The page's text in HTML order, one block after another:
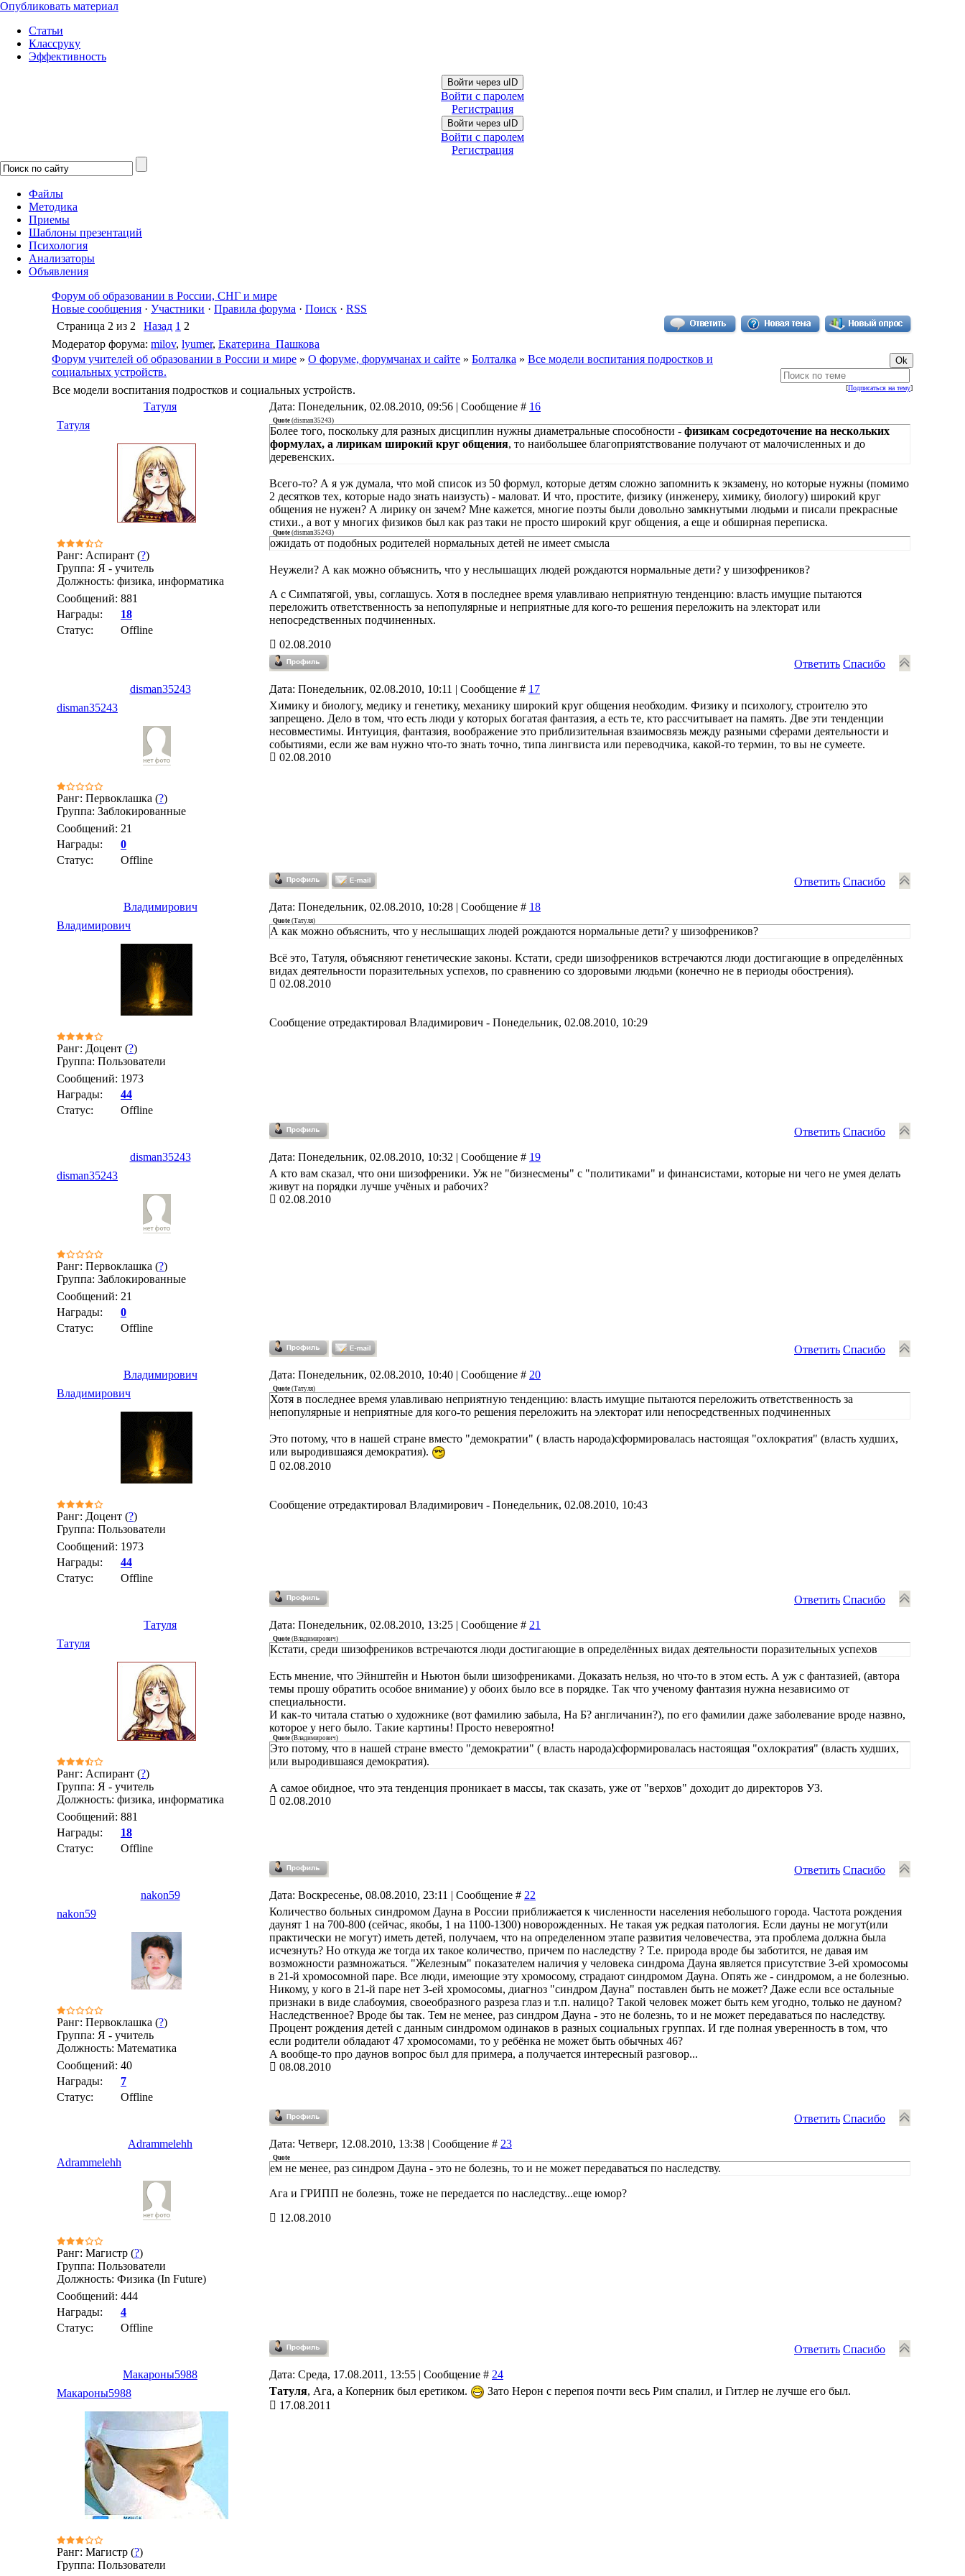
Опубликовать материал
Статьи
Классруку
Эффективность
Войти через uID
Войти с паролем
Регистрация
Войти через uID
Войти с паролем
Регистрация
Файлы
Методика
Приемы
Шаблоны презентаций
Психология
Анализаторы
Объявления
Форум об образовании в России, СНГ и мире
Новые сообщения · Участники · Правила форума · Поиск · RSS
Страница 2 из 2 Назад 1 2
Модератор форума: milov, lyumer, Екатерина_Пашкова
Форум учителей об образовании в России и мире » О форуме, форумчанах и сайте » Болталка » Все модели воспитания подростков и
социальных устройств.
[Подписаться на тему]
Все модели воспитания подростков и социальных устройств.
Татуля
Дата: Понедельник, 02.08.2010, 09:56 | Сообщение # 16
Татуля
Ранг: Аспирант (?)
Группа: Я - учитель
Должность: физика, информатика
Сообщений: 881
Награды:
18
Статус:
Offline
Quote (disman35243)
Более того, поскольку для разных дисциплин нужны диаметральные способности - физикам сосредоточение на нескольких
формулах, а лирикам широкий круг общения, то наибольшее благоприятствование получают от малочисленных и до
деревенских.
Всего-то? А я уж думала, что мой список из 50 формул, которые детям сложно запомнить к экзамену, но которые нужны (помимо
2 десятков тех, которые надо знать наизусть) - маловат. И что, простите, физику (инженеру, химику, биологу) широкий круг
общения не нужен? А лирику он зачем? Мне кажется, многие поэты были довольно замкнутыми людьми и писали прекрасные
стихи., а вот у многих физиков был как раз таки не просто широкий круг общения, а еще и обширная переписка.
Quote (disman35243)
ожидать от подобных родителей нормальных детей не имеет смысла
Неужели? А как можно объяснить, что у неслышащих людей рождаются нормальные дети? у шизофреников?
А с Симпатягой, увы, соглашусь. Хотя в последнее время улавливаю неприятную тенденцию: власть имущие пытаются
переложить ответственность за непопулярные и неприятные для кого-то решения переложить на электорат или
непосредственных подчиненных.
02.08.2010
Ответить Спасибо
disman35243 Дата: Понедельник, 02.08.2010, 10:11 | Сообщение # 17
disman35243
Ранг: Первоклашка (?)
Группа: Заблокированные
Сообщений: 21
Награды:
0
Статус:
Offline
Химику и биологу, медику и генетику, механику широкий круг общения необходим. Физику и психологу, строителю это
запрещено. Дело в том, что есть люди у которых богатая фантазия, а есть те, кто рассчитывает на память. Две эти тенденции
несовместимы. Интуиция, фантазия, воображение это приблизительная взаимосвязь между разными сферами деятельности и
событиями, если же вам нужно что-то знать точно, типа лингвиста или переводчика, какой-то термин, то вы не сумеете.
02.08.2010
Ответить Спасибо
Владимирович Дата: Понедельник, 02.08.2010, 10:28 | Сообщение # 18
Владимирович
Ранг: Доцент (?)
Группа: Пользователи
Сообщений: 1973
Награды:
44
Статус:
Offline
Quote (Татуля)
А как можно объяснить, что у неслышащих людей рождаются нормальные дети? у шизофреников?
Всё это, Татуля, объясняют генетические законы. Кстати, среди шизофреников встречаются люди достигающие в определённых
видах деятельности поразительных успехов, по сравнению со здоровыми людьми (конечно не в периоды обострения).
02.08.2010
Сообщение отредактировал Владимирович - Понедельник, 02.08.2010, 10:29
Ответить Спасибо
disman35243 Дата: Понедельник, 02.08.2010, 10:32 | Сообщение # 19
disman35243
Ранг: Первоклашка (?)
Группа: Заблокированные
Сообщений: 21
Награды:
0
Статус:
Offline
А кто вам сказал, что они шизофреники. Уж не "бизнесмены" с "политиками" и финансистами, которые ни чего не умея делать
живут на порядки лучше учёных и рабочих?
02.08.2010
Ответить Спасибо
Владимирович Дата: Понедельник, 02.08.2010, 10:40 | Сообщение # 20
Владимирович
Ранг: Доцент (?)
Группа: Пользователи
Сообщений: 1973
Награды:
44
Статус:
Offline
Quote (Татуля)
Хотя в последнее время улавливаю неприятную тенденцию: власть имущие пытаются переложить ответственность за
непопулярные и неприятные для кого-то решения переложить на электорат или непосредственных подчиненных
Это потому, что в нашей стране вместо "демократии" ( власть народа)сформировалась настоящая "охлократия" (власть худших,
или выродившаяся демократия).
02.08.2010
Сообщение отредактировал Владимирович - Понедельник, 02.08.2010, 10:43
Ответить Спасибо
Татуля Дата: Понедельник, 02.08.2010, 13:25 | Сообщение # 21
Татуля
Ранг: Аспирант (?)
Группа: Я - учитель
Должность: физика, информатика
Сообщений: 881
Награды:
18
Статус:
Offline
Quote (Владимирович)
Кстати, среди шизофреников встречаются люди достигающие в определённых видах деятельности поразительных успехов
Есть мнение, что Эйнштейн и Ньютон были шизофрениками. Доказать нельзя, но что-то в этом есть. А уж с фантазией, (автора
темы прошу обратить особое внимание) у обоих было все в порядке. Так что ученому фантазия нужна независимо от
специальности.
И как-то читала статью о художнике (вот фамилию забыла, На Б? англичанин?), по его фамилии даже заболевание вроде назвно,
которое у него было. Такие картины! Просто невероятно!
Quote (Владимирович)
Это потому, что в нашей стране вместо "демократии" ( власть народа)сформировалась настоящая "охлократия" (власть худших,
или выродившаяся демократия).
А самое обидное, что эта тенденция проникает в массы, так сказать, уже от "верхов" доходит до директоров УЗ.
02.08.2010
Ответить Спасибо
nakon59 Дата: Воскресенье, 08.08.2010, 23:11 | Сообщение # 22
nakon59
Ранг: Первоклашка (?)
Группа: Я - учитель
Должность: Математика
Сообщений: 40
Награды:
7
Статус:
Offline
Количество больных синдромом Дауна в России приближается к численности населения небольшого города. Частота рождения
даунят 1 на 700-800 (сейчас, якобы, 1 на 1100-1300) новорожденных. Не такая уж редкая патология. Если дауны не могут(или
практически не могут) иметь детей, получаем, что на определенном этапе развития человечества, эта проблема должна была
исчезнуть? Но откуда же тогда их такое количество, причем по наследству ? Т.е. природа вроде бы заботится, не давая им
возможности размножаться. "Железным" показателем наличия у человека синдрома Дауна является присутствие 3-ей хромосомы
в 21-й хромосомной паре. Все люди, имеющие эту хромосому, страдают синдромом Дауна. Опять же - синдромом, а не болезнью.
Никому, у кого в 21-й паре нет 3-ей хромосомы, диагноз "синдром Дауна" поставлен быть не может? Даже если все остальные
признаки в виде слабоумия, своеобразного разреза глаз и т.п. налицо? Такой человек может быть кем угодно, только не дауном?
Наследственное? Вроде бы так. Тем не менее, раз синдром Дауна - это не болезнь, то и не может передаваться по наследству.
Процент рождения детей с данным синдромом одинаков в разных социальных группах. И где полная уверенность в том, что
если родители обладают 47 хромосомами, то у ребёнка не может быть обычных 46?
А вообще-то про даунов вопрос был для примера, а получается интересный разговор...
08.08.2010
Ответить Спасибо
Adrammelehh Дата: Четверг, 12.08.2010, 13:38 | Сообщение # 23
Adrammelehh
Ранг: Магистр (?)
Группа: Пользователи
Должность: Физика (In Future)
Сообщений: 444
Награды:
4
Статус:
Offline
Quote
ем не менее, раз синдром Дауна - это не болезнь, то и не может передаваться по наследству.
Ага и ГРИПП не болезнь, тоже не передается по наследству...еще юмор?
12.08.2010
Ответить Спасибо
Макароны5988 Дата: Среда, 17.08.2011, 13:55 | Сообщение # 24
Макароны5988
Ранг: Магистр (?)
Группа: Пользователи
Татуля, Ага, а Коперник был еретиком.
Зато Нерон с перепоя почти весь Рим спалил, и Гитлер не лучше его был.
17.08.2011